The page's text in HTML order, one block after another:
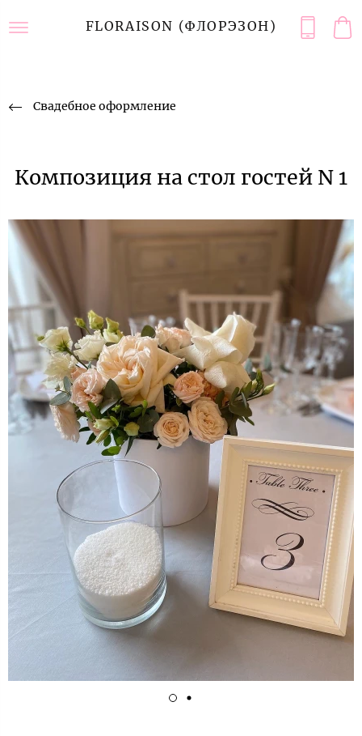
FLORAISON (ФЛОРЭЗОН)
Свадебное оформление
Композиция на стол гостей N 1